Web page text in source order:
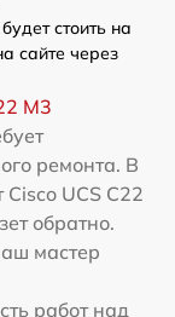
стоить на
сайте через
M3
ремонта. В
UCS C22
обратно.
мастер
работ над